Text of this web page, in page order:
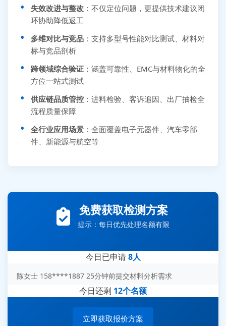
失效改进与整改 ：不仅定位问题，更提供技术建议闭
环协助降低返工
多维对比与竞品 ：支持多型号性能对比测试、材料对
标与竞品剖析
跨领域综合验证 ：涵盖可靠性、EMC与材料物化的全
方位一站式测试
供应链品质管控 ：进料检验、客诉追因、出厂抽检全
流程质量保障
全行业应用场景 ：全面覆盖电子元器件、汽车零部
件、新能源与航空等
免费获取检测方案
提示：每日优先处理名额有限
今日已申请8人
李女士 159****5393 3分钟前提交可靠性测试需求
王经理 186****9012 7分钟前提交并网/涉网试验需求
刘先生 139****7889 18分钟前提交防爆测试需求
杨经理 187****6696 30分钟前提交无人机测试需求
今日还剩 12个名额
立即获取报价方案